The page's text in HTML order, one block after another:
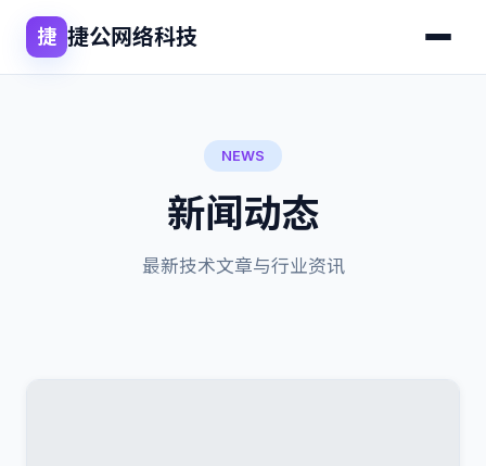
捷 捷公网络科技
NEWS
新闻动态
最新技术文章与行业资讯